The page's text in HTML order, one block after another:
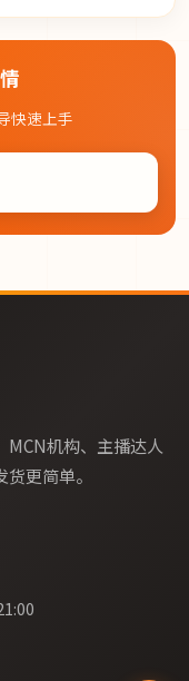
快速上手
机构、主播达人
更简单。